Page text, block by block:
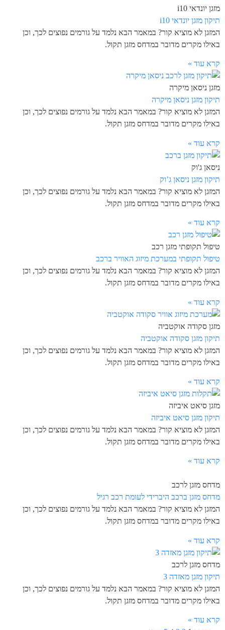
מזגן יונדאי i10
תיקון מזגן יונדאי i10
המזגן לא מוציא קור? במאמר הבא נלמד על גורמים נפוצים לכך, וכן
באילו מקרים מדובר במדחס מזגן תקול.
קרא עוד »
מזגן ניסאן מיקרה
תיקון מזגן ניסאן מיקרה
המזגן לא מוציא קור? במאמר הבא נלמד על גורמים נפוצים לכך, וכן
באילו מקרים מדובר במדחס מזגן תקול.
קרא עוד »
ניסאן ג'וק
תיקון מזגן ניסאן ג’וק
המזגן לא מוציא קור? במאמר הבא נלמד על גורמים נפוצים לכך, וכן
באילו מקרים מדובר במדחס מזגן תקול.
קרא עוד »
טיפול תקופתי מזגן רכב
טיפול תקופתי במערכת מיזוג האוויר ברכב
המזגן לא מוציא קור? במאמר הבא נלמד על גורמים נפוצים לכך, וכן
באילו מקרים מדובר במדחס מזגן תקול.
קרא עוד »
מזגן סקודה אוקטביה
תיקון מזגן סקודה אוקטביה
המזגן לא מוציא קור? במאמר הבא נלמד על גורמים נפוצים לכך, וכן
באילו מקרים מדובר במדחס מזגן תקול.
קרא עוד »
מזגן סיאט איביזה
תיקון מזגן סיאט איביזה
המזגן לא מוציא קור? במאמר הבא נלמד על גורמים נפוצים לכך, וכן
באילו מקרים מדובר במדחס מזגן תקול.
קרא עוד »
מדחס מזגן לרכב
מדחס מזגן ברכב היברידי לעומת רכב רגיל
המזגן לא מוציא קור? במאמר הבא נלמד על גורמים נפוצים לכך, וכן
באילו מקרים מדובר במדחס מזגן תקול.
קרא עוד »
מדחס מזגן לרכב
תיקון מזגן מאזדה 3
המזגן לא מוציא קור? במאמר הבא נלמד על גורמים נפוצים לכך, וכן
באילו מקרים מדובר במדחס מזגן תקול.
קרא עוד »